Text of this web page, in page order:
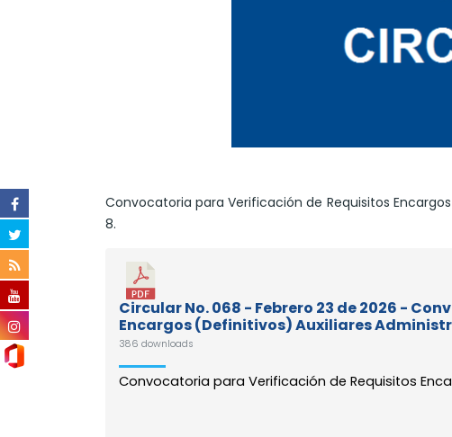
Convocatoria para Verificación de Requisitos
8.
Circular No. 068 - Febrero 23 de 2026 -
Encargos (Definitivos) Auxiliares
386 downloads
Convocatoria para Verificación de Requisitos